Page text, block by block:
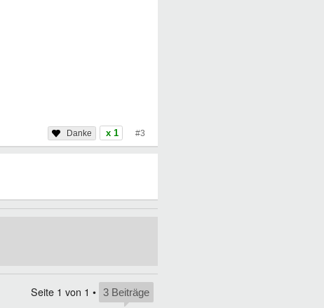
x 1 #3
Seite 1 von 1 • 3 Beiträge